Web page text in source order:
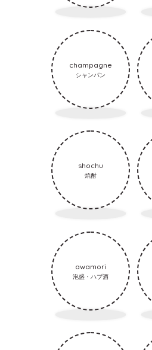
champagne
シャンパン
shochu
焼酎
awamori
泡盛・ハブ酒